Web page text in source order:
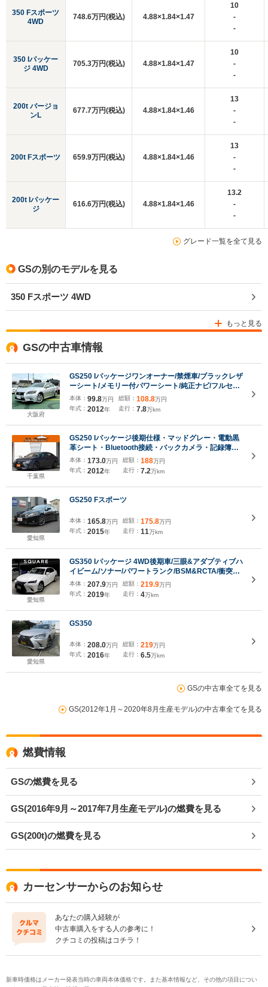
350 Fスポーツ
4WD
350 Iパッケー
ジ 4WD
200t バージョ
ンL
200t Fスポーツ
200t Iパッケー
ジ
748.6万円(税込) 4.88×1.84×1.47
10
-
-
705.3万円(税込) 4.88×1.84×1.47
10
-
-
677.7万円(税込) 4.88×1.84×1.46
13
-
-
659.9万円(税込) 4.88×1.84×1.46
13
-
-
616.6万円(税込) 4.88×1.84×1.46
13.2
-
-
グレード一覧を全て見る
GSの別のモデルを見る
350 Fスポーツ 4WD
もっと見る
GSの中古車情報
大阪府
GS250 Iパッケージワンオーナー/禁煙車/ブラックレザ
ーシート/メモリー付パワーシート/純正ナビ/フルセ
グ/Bluetooth/スペアキー/カードキー/ビルトインETC/
シートヒーター/シートクーラー/クルーズコントロー
本体： 99.8万円
年式： 2012年
総額： 108.8万円
走行： 7.8万km
千葉県
GS250 Iパッケージ後期仕様・マッドグレー・電動黒
革シート・Bluetooth接続・バックカメラ・記録簿
×11枚・LEDヘッドライト・クルーズコントロール・
シートヒーター&エアシート・スマートキー・社外
20inAW・HDDナビ・フルセグ・ETC
本体： 173.0万円
年式： 2012年
総額： 188万円
走行： 7.2万km
愛知県
GS250 Fスポーツ
本体： 165.8万円
年式： 2015年
総額： 175.8万円
走行： 11万km
愛知県
GS350 Iパッケージ 4WD後期車/三眼&アダプティブハ
イビーム/ソナー/パワートランク/BSM&RCTA/衝突軽
減&追従機能/レーンキープ/シートヒーター&クーラ
ー/ハンドルヒーター/ETC
本体： 207.9万円
年式： 2019年
総額： 219.9万円
走行： 4万km
愛知県
GS350
本体： 208.0万円
年式： 2016年
総額： 219万円
走行： 6.5万km
GSの中古車全てを見る
GS(2012年1月～2020年8月生産モデル)の中古車全てを見る
燃費情報
GSの燃費を見る
GS(2016年9月～2017年7月生産モデル)の燃費を見る
GS(200t)の燃費を見る
カーセンサーからのお知らせ
あなたの購入経験が
中古車購入をする人の参考に！
クチコミの投稿はコチラ！
新車時価格はメーカー発表当時の車両本体価格です。また基本情報など、その他の項目につい